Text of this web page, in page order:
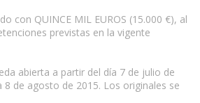
con QUINCE MIL EUROS (15.000 €), al
previstas en la vigente
abierta a partir del día 7 de julio de
8 de agosto de 2015. Los originales se